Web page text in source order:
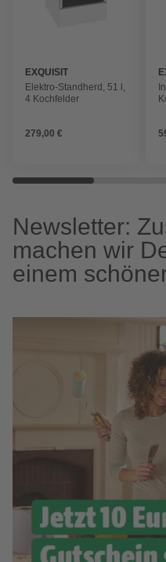
EXQUISIT
Elektro-Standherd, 51 l,
4 Kochfelder
279,00 €
Newsletter:
machen wir
einem